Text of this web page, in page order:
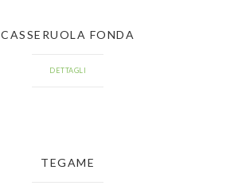
CASSERUOLA FONDA
DETTAGLI
TEGAME